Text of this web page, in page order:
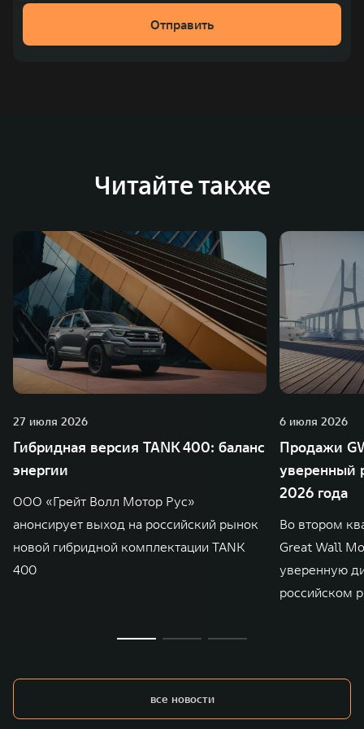
Отправить
Читайте также
27 июля 2026
Гибридная версия TANK 400: баланс
энергии
ООО «Грейт Волл Мотор Рус»
анонсирует выход на российский рынок
новой гибридной комплектации TANK
400
6 июля 2026
Продажи
уверенный
2026 года
Во втором
Great Wall
уверенную
российском
все новости